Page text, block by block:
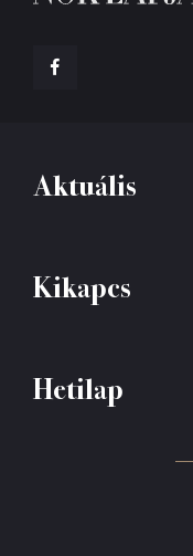
Aktuális
Kikapcs
Hetilap